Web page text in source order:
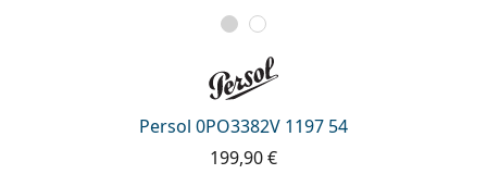
Persol 0PO3382V 1197 54
199,90 €